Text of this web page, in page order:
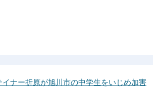
イナー折原が旭川市の中学生をいじめ加害